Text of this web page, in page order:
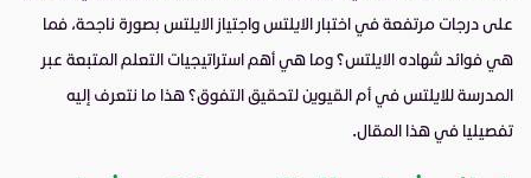
على درجات مرتفعة في اختبار الايلتس واجتياز الايلتس بصورة ناجحة، فما
هي فوائد شهاده الايلتس؟ وما هي أهم استراتيجيات التعلم المتبعة عبر
المدرسة للايلتس في أم القيوين لتحقيق التفوق؟ هذا ما نتعرف إليه
تفصيليا في هذا المقال.